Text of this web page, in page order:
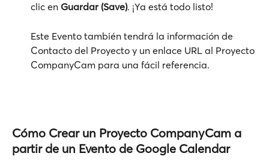
clic en Guardar (Save). ¡Ya está todo listo!
Este Evento también tendrá la información de
Contacto del Proyecto y un enlace URL al Proyecto
CompanyCam para una fácil referencia.
Cómo Crear un Proyecto CompanyCam a
partir de un Evento de Google Calendar